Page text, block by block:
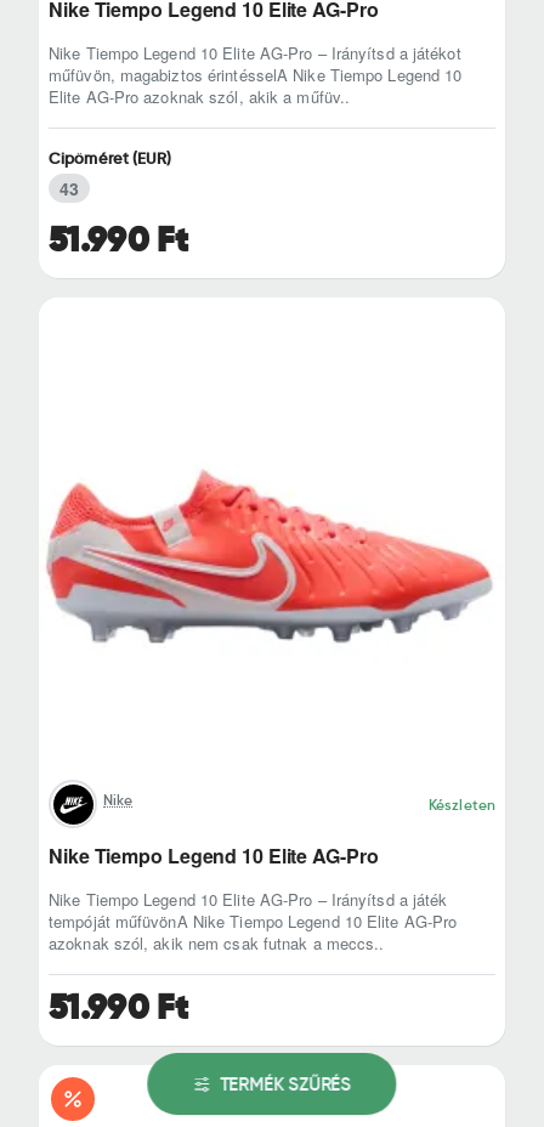
Nike Tiempo Legend 10 Elite AG-Pro
Nike Tiempo Legend 10 Elite AG-Pro – Irányítsd a játékot
műfüvön, magabiztos érintésselA Nike Tiempo Legend 10
Elite AG-Pro azoknak szól, akik a műfüv..
51.990 Ft
Cipőméret (EUR)
43
Nike Készleten
Nike Tiempo Legend 10 Elite AG-Pro
Nike Tiempo Legend 10 Elite AG-Pro – Irányítsd a játék
tempóját műfüvönA Nike Tiempo Legend 10 Elite AG-Pro
azoknak szól, akik nem csak futnak a meccs..
51.990 Ft
TERMÉK SZŰRÉS